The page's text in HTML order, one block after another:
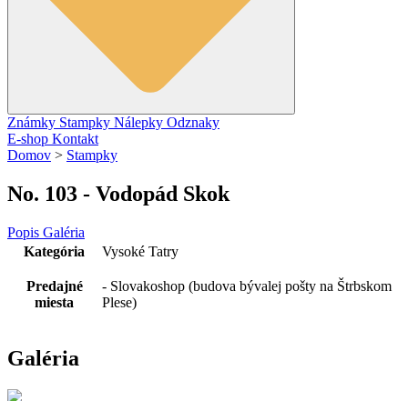
Známky Stampky Nálepky Odznaky
E-shop Kontakt
Domov > Stampky
No. 103 - Vodopád Skok
Popis Galéria
Kategória
Vysoké Tatry
Predajné
miesta
- Slovakoshop (budova bývalej pošty na Štrbskom
Plese)
Galéria